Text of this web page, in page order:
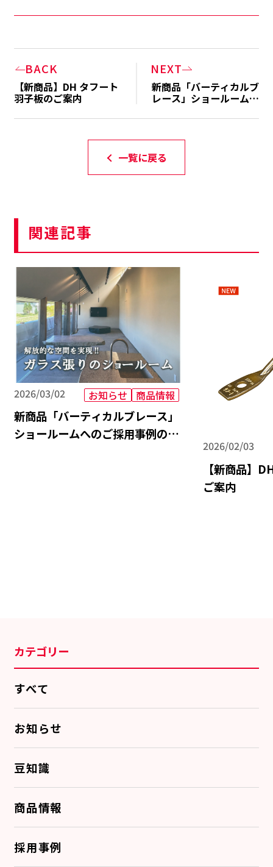
BACK
【新商品】DH タフート
羽子板のご案内
NEXT
新商品「バーティカルブ
レース」ショールームへ
一覧に戻る
関連記事
2026/03/02 お知らせ 商品情報
新商品「バーティカルブレース」
ショールームへのご採用事例の紹
2026/02/03
【新商品】
ご案内
カテゴリー
すべて
お知らせ
豆知識
商品情報
採用事例